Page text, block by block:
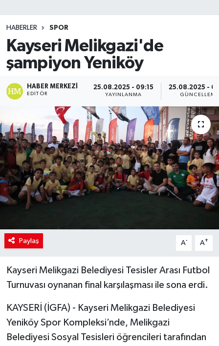
HABERLER SPOR
Kayseri Melikgazi'de
şampiyon Yeniköy
HABER MERKEZI
EDITÖR
25.08.2025 - 09:15
YAYINLANMA
25.08.2025 -
GÜNCELLEME
Paylaş A- A+
Kayseri Melikgazi Belediyesi Tesisler Arası Futbol
Turnuvası oynanan final karşılaşması ile sona erdi.
KAYSERİ (İGFA) - Kayseri Melikgazi Belediyesi
Yeniköy Spor Kompleksi’nde, Melikgazi
Belediyesi Sosyal Tesisleri öğrencileri tarafından
Teknoloji
TRABZON
TRABZONSPOR